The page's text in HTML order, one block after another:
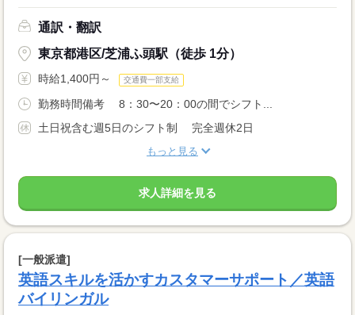
通訳・翻訳
東京都港区/芝浦ふ頭駅（徒歩 1分）
時給1,400円～ 交通費一部支給
勤務時間備考 8：30〜20：00の間でシフト...
土日祝含む週5日のシフト制 完全週休2日
もっと見る
求人詳細を見る
[一般派遣]
英語スキルを活かすカスタマーサポート／英語
バイリンガル